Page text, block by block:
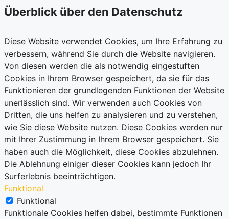
Überblick über den Datenschutz
Diese Website verwendet Cookies, um Ihre Erfahrung zu
verbessern, während Sie durch die Website navigieren.
Von diesen werden die als notwendig eingestuften
Cookies in Ihrem Browser gespeichert, da sie für das
Funktionieren der grundlegenden Funktionen der Website
unerlässlich sind. Wir verwenden auch Cookies von
Dritten, die uns helfen zu analysieren und zu verstehen,
wie Sie diese Website nutzen. Diese Cookies werden nur
mit Ihrer Zustimmung in Ihrem Browser gespeichert. Sie
haben auch die Möglichkeit, diese Cookies abzulehnen.
Die Ablehnung einiger dieser Cookies kann jedoch Ihr
Surferlebnis beeinträchtigen.
Funktional
Funktional
Funktionale Cookies helfen dabei, bestimmte Funktionen